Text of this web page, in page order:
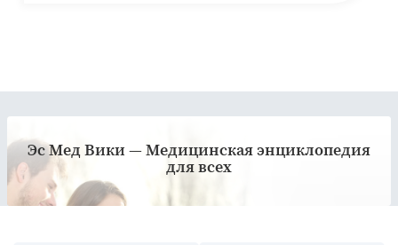
Эс Мед Вики — Медицинская энциклопедия
для всех